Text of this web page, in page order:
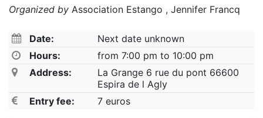
Organized by Association Estango , Jennifer Francq
Date:
Next date unknown
Hours:
from 7:00 pm to 10:00 pm
Address:
La Grange 6 rue du pont 66600
Espira de l Agly
Entry fee:
7 euros